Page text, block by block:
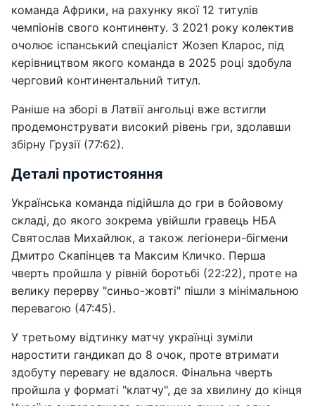
команда Африки, на рахунку якої 12 титулів
чемпіонів свого континенту. З 2021 року колектив
очолює іспанський спеціаліст Жозеп Кларос, під
керівництвом якого команда в 2025 році здобула
черговий континентальний титул.
Раніше на зборі в Латвії ангольці вже встигли
продемонструвати високий рівень гри, здолавши
збірну Грузії (77:62).
Деталі протистояння
Українська команда підійшла до гри в бойовому
складі, до якого зокрема увійшли гравець НБА
Святослав Михайлюк, а також легіонери-бігмени
Дмитро Скапінцев та Максим Кличко. Перша
чверть пройшла у рівній боротьбі (22:22), проте на
велику перерву "синьо-жовті" пішли з мінімальною
перевагою (47:45).
У третьому відтинку матчу українці зуміли
наростити гандикап до 8 очок, проте втримати
здобуту перевагу не вдалося. Фінальна чверть
пройшла у форматі "клатчу", де за хвилину до кінця